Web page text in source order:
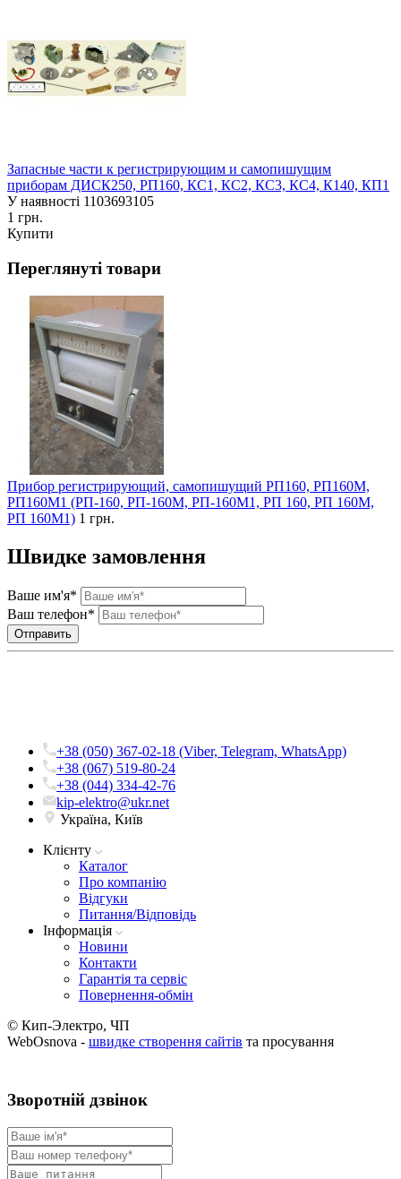
Запасные части к регистрирующим и самопишущим
приборам ДИСК250, РП160, КС1, КС2, КС3, КС4, К140, КП1
У наявності 1103693105
1 грн.
Купити
Переглянуті товари
Прибор регистрирующий, самопишущий РП160, РП160М,
РП160М1 (РП-160, РП-160М, РП-160М1, РП 160, РП 160М,
РП 160М1) 1 грн.
Швидке замовлення
Ваше им'я*
Ваш телефон*
+38 (050) 367-02-18 (Viber, Telegram, WhatsApp)
+38 (067) 519-80-24
+38 (044) 334-42-76
kip-elektro@ukr.net
Україна, Київ
Клієнту
Каталог
Про компанію
Вiдгуки
Питання/Відповідь
Iнформацiя
Новини
Контакти
Гарантія та сервіс
Повернення-обмін
© Кип-Электро, ЧП
WebOsnova - швидке створення сайтів та просування
Зворотнiй дзвiнок